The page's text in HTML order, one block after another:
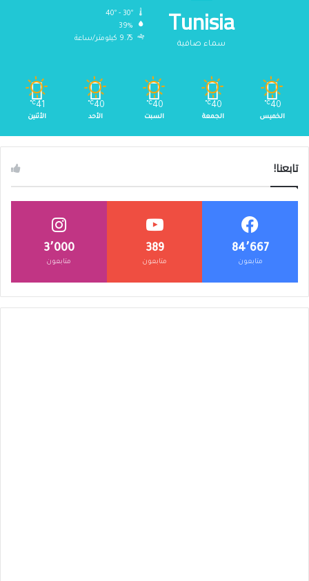
Tunisia
سماء صافية
39%
9.75 كيلومتر/ساعة
40
℃
الخميس
40
℃
الجمعة
40
℃
السبت
40
℃
الأحد
41
℃
الأثنين
تابعنا!
84٬667
متابعون
389
متابعون
3٬000
متابعون